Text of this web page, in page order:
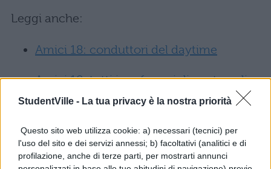
StudentVille - La tua privacy è la nostra priorità
Questo sito web utilizza cookie: a) necessari (tecnici) per
l'uso del sito e dei servizi annessi; b) facoltativi (analitici e di
profilazione, anche di terze parti, per mostrarti annunci
Leggi anche:
Amici 18: conduttori del daytime
Amici 18: tutti i professori di canto e di
ballo
Amici 18: quando inizia e dove vederlo
Amici 2018: nuovi professori e nomi